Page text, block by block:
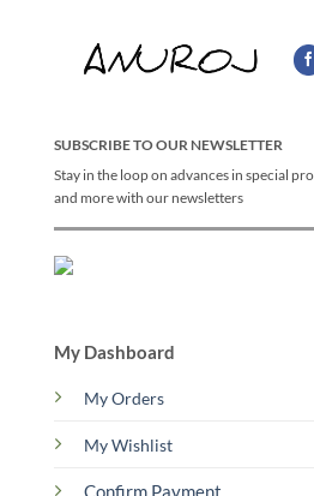
SUBSCRIBE TO OUR NEWSLETTER
Stay in the loop on advances in special
and more with our newsletters
My Dashboard
My Orders
My Wishlist
Confirm Payment